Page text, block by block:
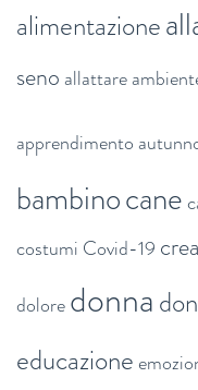
alimentazione
seno allattare
apprendimento
bambinocane
costumi Covid-19
doloredonna
educazione